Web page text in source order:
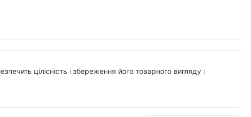
цілісність і збереження його товарного вигляду і